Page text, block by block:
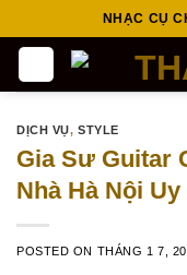
to
NHẠC CỤ
DỊCH VỤ,STYLE
Gia Sư Guitar
Nhà Hà Nội Uy
POSTED ON THÁNG 1 7,